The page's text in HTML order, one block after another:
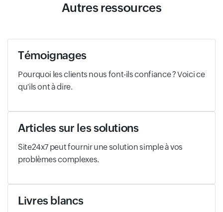
Autres ressources
Témoignages
Pourquoi les clients nous font-ils confiance ? Voici ce
qu'ils ont à dire.
Articles sur les solutions
Site24x7 peut fournir une solution simple à vos
problèmes complexes.
Livres blancs